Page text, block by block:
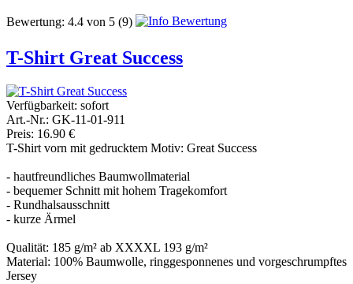
Bewertung: 4.4 von 5 (9)
T-Shirt Great Success
Verfügbarkeit: sofort
Art.-Nr.: GK-11-01-911
Preis: 16.90 €
T-Shirt vorn mit gedrucktem Motiv: Great Success
- hautfreundliches Baumwollmaterial
- bequemer Schnitt mit hohem Tragekomfort
- Rundhalsausschnitt
- kurze Ärmel
Qualität: 185 g/m² ab XXXXL 193 g/m²
Material: 100% Baumwolle, ringgesponnenes und vorgeschrumpftes
Jersey